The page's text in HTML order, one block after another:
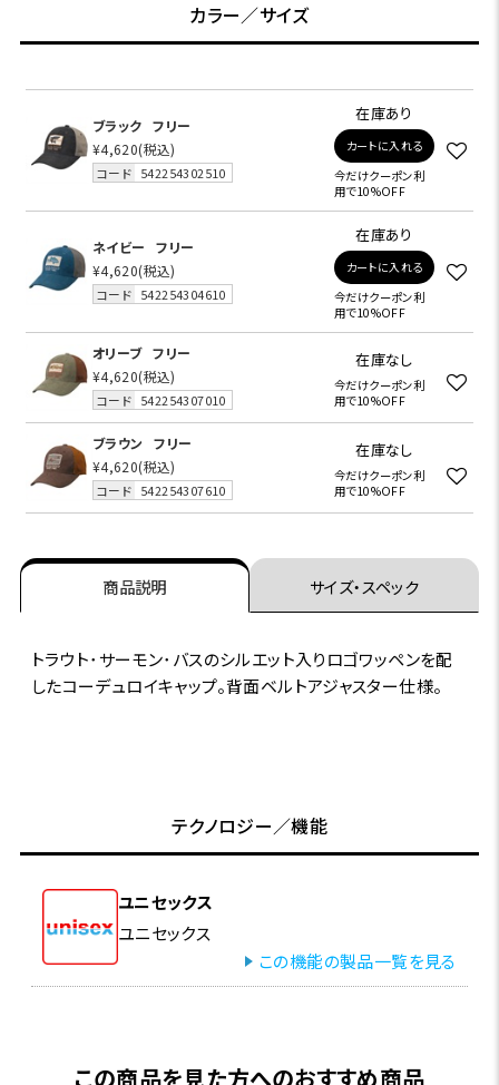
カラー／サイズ
ブラック
フリー
¥4,620(税込)
コード 542254302510
在庫あり
カートに入れる
今だけクーポン利
用で10%OFF
ネイビー
フリー
¥4,620(税込)
コード 542254304610
在庫あり
カートに入れる
今だけクーポン利
用で10%OFF
オリーブ フリー
¥4,620(税込)
コード 542254307010
在庫なし
今だけクーポン利
用で10%OFF
ブラウン
フリー
¥4,620(税込)
コード 542254307610
在庫なし
今だけクーポン利
用で10%OFF
商品説明 サイズ・スペック
トラウト･サーモン･バスのシルエット入りロゴワッペンを配
したコーデュロイキャップ。背面ベルトアジャスター仕様。
テクノロジー／機能
ユニセックス
ユニセックス
この機能の製品一覧を見る
この商品を見た方へのおすすめ商品